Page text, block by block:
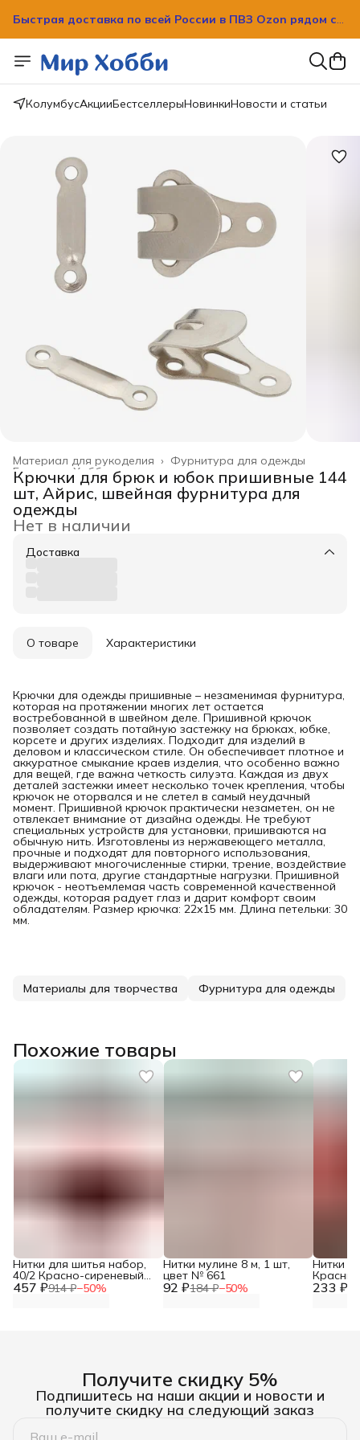
Быстрая доставка по всей России в ПВЗ Ozon рядом с
Быстрая доставка по всей России в ПВЗ Ozon рядом с
вашим домом!
КолумбусАкцииБестселлерыНовинкиНовости и статьи
Фурнитура для одежды
Материал для рукоделия ›
Хобби и творчество ›
Главная ›
Крючки для брюк и юбок пришивные 144
шт, Айрис, швейная фурнитура для
одежды
Нет в наличии
Доставка
О товаре Характеристики
Крючки для одежды пришивные – незаменимая фурнитура,
которая на протяжении многих лет остается
востребованной в швейном деле. Пришивной крючок
позволяет создать потайную застежку на брюках, юбке,
корсете и других изделиях. Подходит для изделий в
деловом и классическом стиле. Он обеспечивает плотное и
аккуратное смыкание краев изделия, что особенно важно
для вещей, где важна четкость силуэта. Каждая из двух
деталей застежки имеет несколько точек крепления, чтобы
крючок не оторвался и не слетел в самый неудачный
момент. Пришивной крючок практически незаметен, он не
отвлекает внимание от дизайна одежды. Не требуют
специальных устройств для установки, пришиваются на
обычную нить. Изготовлены из нержавеющего металла,
прочные и подходят для повторного использования,
выдерживают многочисленные стирки, трение, воздействие
влаги или пота, другие стандартные нагрузки. Пришивной
крючок - неотъемлемая часть современной качественной
одежды, которая радует глаз и дарит комфорт своим
обладателям. Размер крючка: 22х15 мм. Длина петельки: 30
мм.
Материалы для творчества Фурнитура для одежды
Похожие товары
457 ₽914 ₽−50%
Нитки для шитья набор,
40/2 Красно-сиреневый
микс, 365 м, 10 шт, Bestex 92 ₽184 ₽−50%
Нитки мулине 8 м, 1 шт,
цвет № 661
233 ₽
Нитки
цветов,
Получите скидку 5%
Подпишитесь на наши акции и новости и
получите скидку на следующий заказ